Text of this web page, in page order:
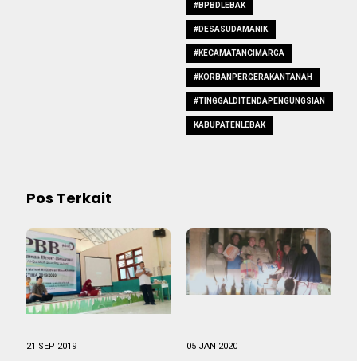
#BPBDLEBAK
#DESASUDAMANIK
#KECAMATANCIMARGA
#KORBANPERGERAKANTANAH
#TINGGALDITENDAPENGUNGSIAN
KABUPATENLEBAK
Pos Terkait
21 SEP 2019 05 JAN 2020